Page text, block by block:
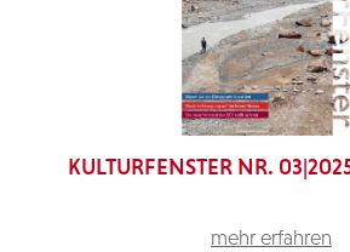
KULTURFENSTER NR.
mehr erfahren